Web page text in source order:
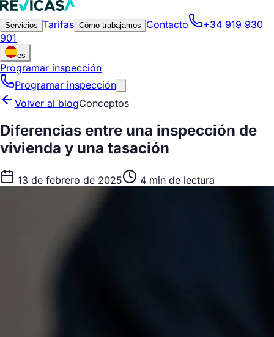
Servicios Tarifas Cómo trabajamos Contacto
+34 919 930
901
es
Programar inspección
Programar inspección
Volver al blogConceptos
Diferencias entre una inspección de
vivienda y una tasación
13 de febrero de 2025 4 min de lectura